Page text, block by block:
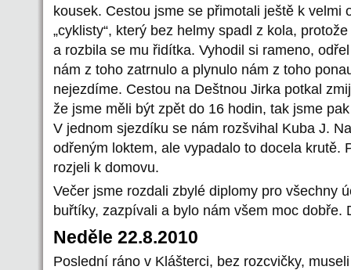
kousek. Cestou jsme se přimotali ještě k velmi
„cyklisty“, který bez helmy spadl z kola,
a rozbila se mu řidítka. Vyhodil si rameno,
nám z toho zatrnulo a plynulo nám z toho
nejezdíme. Cestou na Deštnou Jirka potkal
že jsme měli být zpět do 16 hodin, tak jsme
V jednom sjezdíku se nám rozšvihal Kuba J.
odřeným loktem, ale vypadalo to docela krutě.
rozjeli k domovu.
Večer jsme rozdali zbylé diplomy pro všechny
buřtíky, zazpívali a bylo nám všem moc dobře.
Neděle 22.8.2010
Poslední ráno v Klášterci, bez rozcvičky,